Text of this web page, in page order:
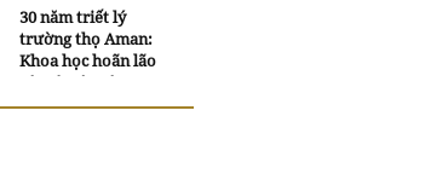
30 năm triết lý
trường thọ Aman:
Khoa học hoãn lão
và trí tuệ ngàn xưa